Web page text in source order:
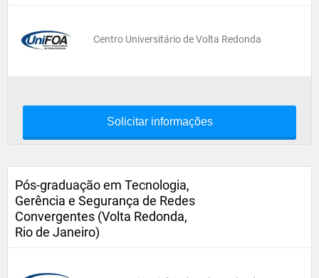
Centro Universitário de Volta Redonda
Solicitar informações
Pós-graduação em Tecnologia,
Gerência e Segurança de Redes
Convergentes (Volta Redonda,
Rio de Janeiro)